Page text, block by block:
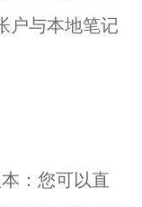
户与本地笔记
：您可以直